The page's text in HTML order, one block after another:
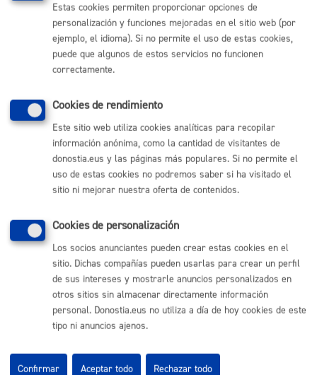
Comunícate con el Ayuntamiento de Donostia / San
Sebastián
(gratuito desde Donostia / San Sebastián)
(+34) 943 481 000
Informar de un error en la web
Enlaces útiles
Ofertas de empleo
Perfil del contratante
Mapas - GeoDonostia
Sala de prensa
Mapa web
Otras páginas web corporativas
Donostia Kirola
Donostia Kultura
Fomento de San Sebastián
Estas cookies permiten proporcionar opciones de
personalización y funciones mejoradas en el sitio web (por
ejemplo, el idioma). Si no permite el uso de estas cookies,
puede que algunos de estos servicios no funcionen
correctamente.
Cookies de rendimiento
Este sitio web utiliza cookies analíticas para recopilar
información anónima, como la cantidad de visitantes de
donostia.eus y las páginas más populares. Si no permite el
uso de estas cookies no podremos saber si ha visitado el
sitio ni mejorar nuestra oferta de contenidos.
Cookies de personalización
Los socios anunciantes pueden crear estas cookies en el
sitio. Dichas compañías pueden usarlas para crear un perfil
de sus intereses y mostrarle anuncios personalizados en
otros sitios sin almacenar directamente información
personal. Donostia.eus no utiliza a día de hoy cookies de este
tipo ni anuncios ajenos.
Rechazar todo
Confirmar Aceptar todo